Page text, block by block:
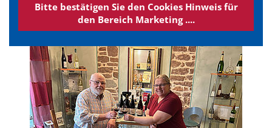
Bitte bestätigen Sie den Cookies Hinweis für
den Bereich Marketing ....